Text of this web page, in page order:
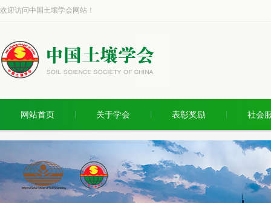
欢迎访问中国土壤学会网站！
网站首页 关于学会 表彰奖励 社会